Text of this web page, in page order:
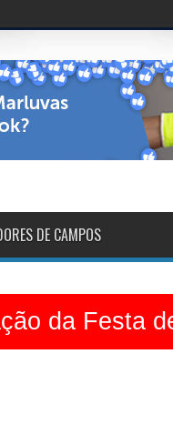
DE CAMPOS
da Festa